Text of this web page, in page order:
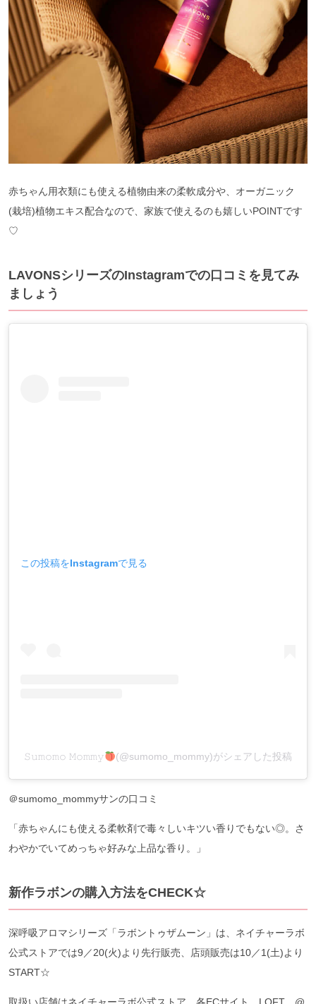
赤ちゃん用衣類にも使える植物由来の柔軟成分や、オーガニック
(栽培)植物エキス配合なので、家族で使えるのも嬉しいPOINTです
♡
LAVONSシリーズのInstagramでの口コミを見てみ
ましょう
この投稿をInstagramで見る
𝚂𝚞𝚖𝚘𝚖𝚘 𝙼𝚘𝚖𝚖𝚢 (@sumomo_mommy)がシェアした投稿
＠sumomo_mommyサンの口コミ
「赤ちゃんにも使える柔軟剤で毒々しいキツい香りでもない◎。さ
わやかでいてめっちゃ好みな上品な香り。」
新作ラボンの購入方法をCHECK☆
深呼吸アロマシリーズ「ラボントゥザムーン」は、ネイチャーラボ
公式ストアでは9／20(火)より先行販売、店頭販売は10／1(土)より
START☆